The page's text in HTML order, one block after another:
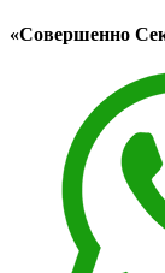
«Совершенно